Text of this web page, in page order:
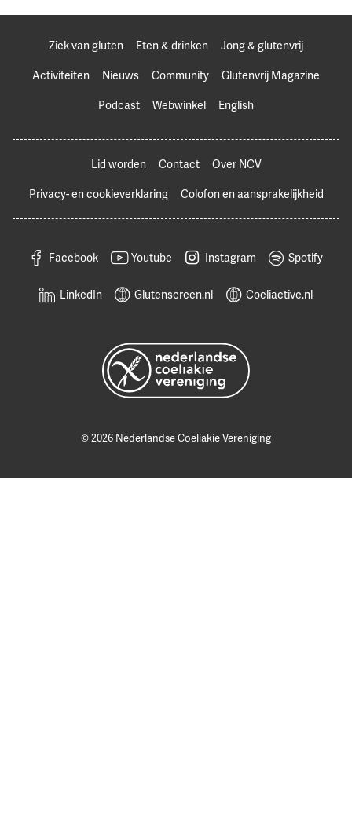
Ziek van gluten Eten & drinken
Jong & glutenvrij
Activiteiten
Nieuws Community
Glutenvrij Magazine
Podcast
Webwinkel English
Lid worden Contact
Over NCV
Privacy- en cookieverklaring
Colofon en aansprakelijkheid
Facebook Youtube Instagram Spotify
LinkedIn Glutenscreen.nl Coeliactive.nl
© 2026 Nederlandse Coeliakie Vereniging